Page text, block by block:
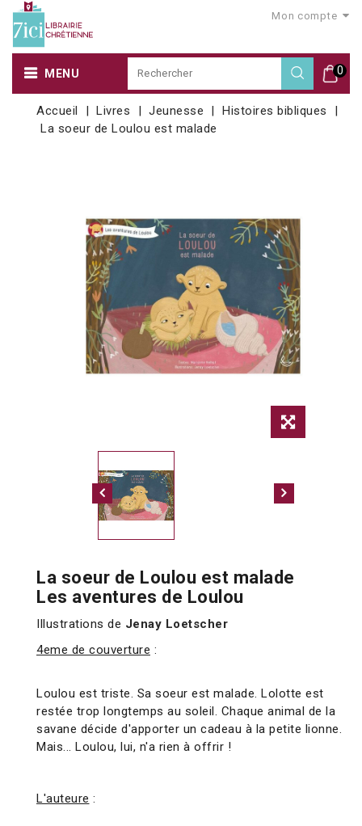
Mon compte
0
MENU
Accueil Livres Jeunesse
Histoires bibliques
La soeur de Loulou est malade
La soeur de Loulou est malade
Les aventures de Loulou
Illustrations de Jenay Loetscher
4eme de couverture :
Loulou est triste. Sa soeur est malade. Lolotte est
restée trop longtemps au soleil. Chaque animal de la
savane décide d'apporter un cadeau à la petite lionne.
Mais... Loulou, lui, n'a rien à offrir !
L'auteure :